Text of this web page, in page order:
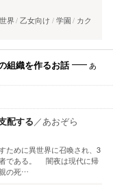
界 乙女向け 学園
カク
組織を作るお話
あ
配する／あおぞら
ために異世界に召喚され、3
である。 闇夜は現代に帰
の死…